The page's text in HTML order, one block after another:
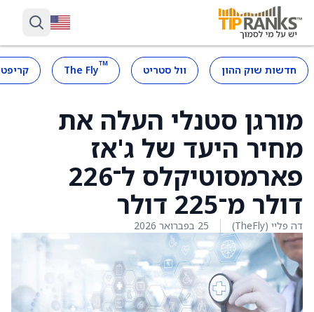
חדשות שוק ההון וול סטריט ™
The Fly
מורגן סטנלי העלה את
מחיר היעד של ג'אז
פארמסוטיקלס ל־226
דולר מ־225 דולר
דה פליי (TheFly) 25 בפברואר 2026